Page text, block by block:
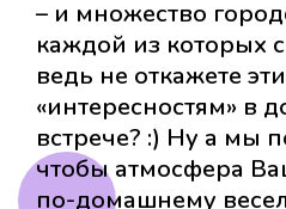
– и множество
каждой из которых
ведь не откажете
«интересностям» в
встрече? :) Ну а мы
чтобы атмосфера
по-домашнему